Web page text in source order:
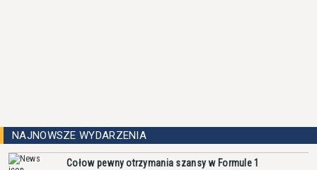
NAJNOWSZE WYDARZENIA
Cołow pewny otrzymania szansy w Formule 1